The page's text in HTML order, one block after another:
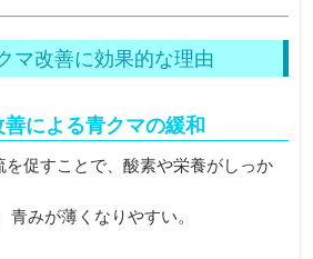
マ改善に効果的な理由
善による青クマの緩和
促すことで、酸素や栄養がしっか
みが薄くなりやすい。